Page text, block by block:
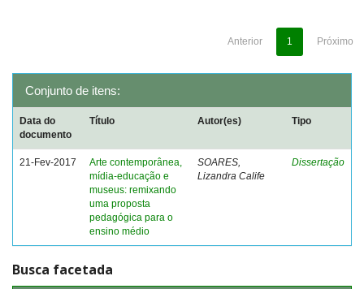
Anterior 1 Próximo
Conjunto de itens:
Data do
documento
Título Autor(es) Tipo
21-Fev-2017
Arte contemporânea,
mídia-educação e
museus: remixando
uma proposta
pedagógica para o
ensino médio
SOARES,
Lizandra Calife
Dissertação
Busca facetada